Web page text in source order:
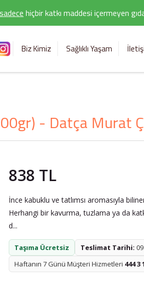
sadecehiçbir katkı maddesi içermeyen
Biz Kimiz Sağlıklı Yaşam
- Datça Murat
838 TL
İnce kabuklu ve tatlımsı aromasıyla
Herhangi bir kavurma, tuzlama ya da
d...
Taşıma Ücretsiz Teslimat Tarihi:
Haftanın 7 Günü Müşteri Hizmetleri 444 3